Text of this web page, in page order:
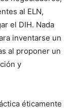
al ELN,
el DIH. Nada
inventarse un
al proponer un
y
éticamente